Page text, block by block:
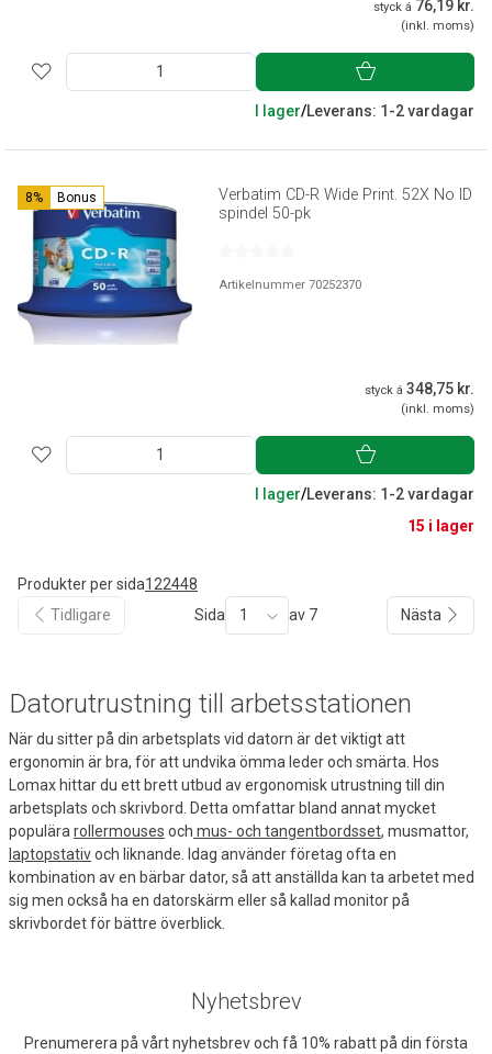
styck á 76,19 kr.
(inkl. moms)
I lager/Leverans: 1-2 vardagar
8% Bonus
Verbatim CD-R Wide Print. 52X No ID
spindel 50-pk
Artikelnummer 70252370
styck á 348,75 kr.
(inkl. moms)
I lager/Leverans: 1-2 vardagar
15 i lager
Produkter per sida122448
Tidligare
Sida 1 av 7 Nästa
Datorutrustning till arbetsstationen
När du sitter på din arbetsplats vid datorn är det viktigt att
ergonomin är bra, för att undvika ömma leder och smärta. Hos
Lomax hittar du ett brett utbud av ergonomisk utrustning till din
arbetsplats och skrivbord. Detta omfattar bland annat mycket
populära rollermouses och mus- och tangentbordsset, musmattor,
laptopstativoch liknande. Idag använder företag ofta en
kombination av en bärbar dator, så att anställda kan ta arbetet med
sig men också ha en datorskärm eller så kallad monitor på
skrivbordet för bättre överblick.
Nyhetsbrev
Prenumerera på vårt nyhetsbrev och få 10% rabatt på din första